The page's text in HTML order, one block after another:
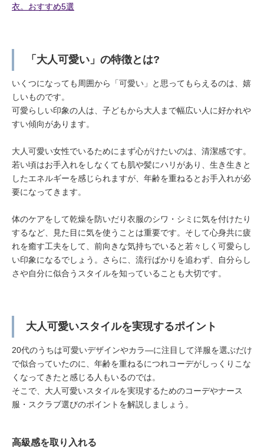
衣。おすすめ5選
「大人可愛い」の特徴とは?
いくつになっても周囲から「可愛い」と思ってもらえるのは、嬉
しいものです。
可愛らしい印象の人は、子どもから大人まで幅広い人に好かれや
すい傾向があります。
大人可愛い女性でいるためにまず心がけたいのは、清潔感です。
若い頃はお手入れをしなくても肌や髪にハリがあり、生き生きと
したエネルギーを感じられますが、年齢を重ねるとお手入れが必
要になってきます。
体のケアをして乾燥を防いだり衣服のシワ・シミに気を付けたり
するなど、見た目に気を使うことは重要です。そして心身共に疲
れを癒す工夫をして、前向きな気持ちでいると若々しく可愛らし
い印象になるでしょう。さらに、流行ばかりを追わず、自分らし
さや自分に似合うスタイルを知っていることも大切です。
大人可愛いスタイルを実現するポイント
20代のうちは可愛いデザインやカラ―に注目して洋服を選ぶだけ
で似合っていたのに、年齢を重ねるにつれコーデがしっくりこな
くなってきたと感じる人もいるのでは。
そこで、大人可愛いスタイルを実現するためのコーデやナース
服・スクラブ選びのポイントを解説しましょう。
高級感を取り入れる